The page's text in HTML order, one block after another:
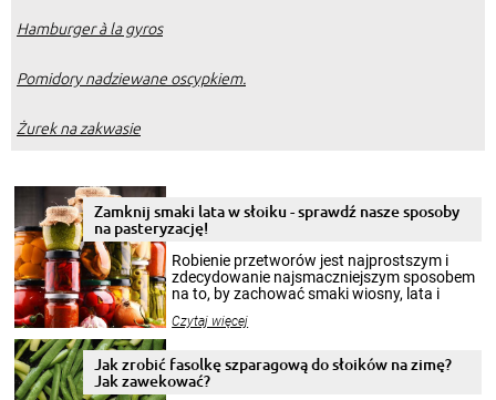
Hamburger à la gyros
Pomidory nadziewane oscypkiem.
Żurek na zakwasie
Zamknij smaki lata w słoiku - sprawdź nasze sposoby
na pasteryzację!
Robienie przetworów jest najprostszym i
zdecydowanie najsmaczniejszym sposobem
na to, by zachować smaki wiosny, lata i
krajobrazów, by cieszyć nimi oko w sezonie
pełni poczuć atmosferę cieplejszych
miesięcy. Przygotowanie słoików ze
Czytaj więcej
Jak zrobić fasolkę szparagową do słoików na zimę?
Jak zawekować?